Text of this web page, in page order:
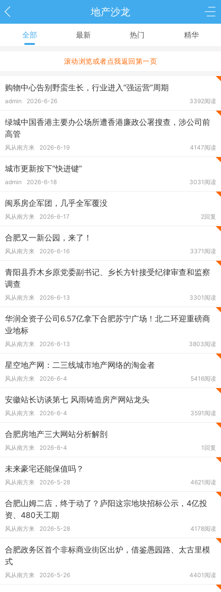
地产沙龙
全部 最新 热门 精华
滚动浏览或者点我返回第一页
购物中心告别野蛮生长，行业进入“强运营”周期
admin 2026-6-26 3392阅读
绿城中国香港主要办公场所遭香港廉政公署搜查，涉公司前
高管
风从南方来 2026-6-19 4147阅读
城市更新按下“快进键”
admin 2026-6-18 3031阅读
闽系房企军团，几乎全军覆没
风从南方来 2026-6-17 2回复
合肥又一新公园，来了！
风从南方来 2026-6-16 3371阅读
青阳县乔木乡原党委副书记、乡长方针接受纪律审查和监察
调查
风从南方来 2026-6-13 3301阅读
华润全资子公司6.57亿拿下合肥苏宁广场！北二环迎重磅商
业地标
风从南方来 2026-6-13 3803阅读
星空地产网：二三线城市地产网络的淘金者
风从南方来 2026-6-4 5416阅读
安徽站长访谈第七 风雨铸造房产网站龙头
风从南方来 2026-6-4 3591阅读
合肥房地产三大网站分析解剖
风从南方来 2026-6-4 1回复
未来豪宅还能保值吗？
风从南方来 2026-5-28 4621阅读
合肥山姆二店，终于动了？庐阳这宗地块招标公示，4亿投
资、480天工期
风从南方来 2026-5-28 4178阅读
合肥政务区首个非标商业街区出炉，借鉴愚园路、太古里模
式
风从南方来 2026-5-26 4401阅读